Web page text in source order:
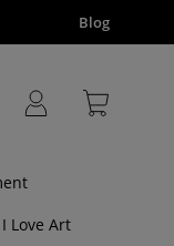
Blog
I Love Art